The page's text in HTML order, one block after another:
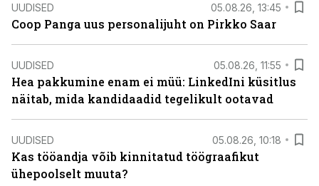
UUDISED 05.08.26, 13:45
Coop Panga uus personalijuht on Pirkko Saar
UUDISED 05.08.26, 11:55
Hea pakkumine enam ei müü: LinkedIni küsitlus
näitab, mida kandidaadid tegelikult ootavad
UUDISED 05.08.26, 10:18
Kas tööandja võib kinnitatud töögraafikut
ühepoolselt muuta?